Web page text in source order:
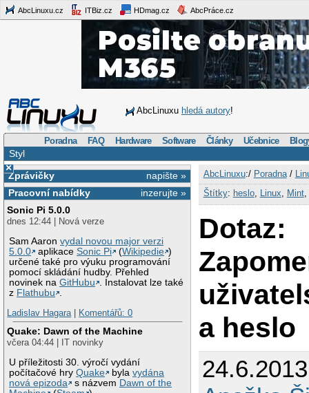
AbcLinuxu.cz ITBiz.cz HDmag.cz AbcPráce.cz
AbcLinuxu hledá autory!
Poradna FAQ Hardware Software Články Učebnice
Styl
×
napište »
Zprávičky
inzerujte »
Pracovní nabídky
Sonic Pi 5.0.0
dnes 12:44 | Nová verze
Sam Aaronvydal novou major verzi
5.0.0
aplikaceSonic Pi (Wikipedie )
určené také pro výuku programování
pomocí skládání hudby. Přehled
novinek naGitHubu
. Instalovat lze také
z Flathubu
Ladislav Hagara| Komentářů: 0
Quake: Dawn of the Machine
včera 04:44 | IT novinky
U příležitosti 30. výročí vydání
počítačové hryQuake bylavydána
nová epizoda
s názvem Dawn of the
AbcLinuxu:/ Poradna/
Štítky: heslo, Linux Mint,
Dotaz:
a heslo